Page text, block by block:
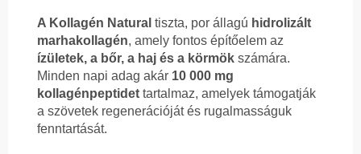
A Kollagén Natural tiszta, por állagú hidrolizált
marhakollagén, amely fontos építőelem az
ízületek, a bőr, a haj és a körmök számára.
Minden napi adag akár 10 000 mg
kollagénpeptidet tartalmaz, amelyek támogatják
a szövetek regenerációját és rugalmasságuk
fenntartását.